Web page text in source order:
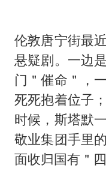
伦敦唐宁街最
悬疑剧。一边
门＂催命＂，
死死抱着位子
时候，斯塔默
敬业集团手里
面收归国有＂四